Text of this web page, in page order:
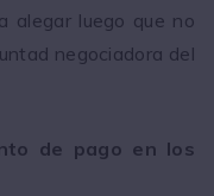
alegar luego que no
negociadora del
de pago en los